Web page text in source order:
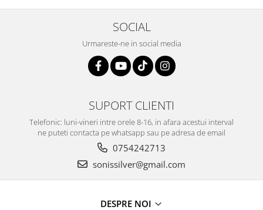
SOCIAL
Urmareste-ne in social media
SUPORT CLIENTI
Telefonic: luni-vineri intre orele 8-16, in afara acestui interval
ne puteti contacta pe whatsapp sau pe adresa de email
0754242713
sonissilver@gmail.com
DESPRE NOI